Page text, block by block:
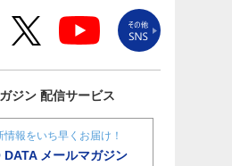
ジン 配信サービス
情報をいち早くお届け！
DATA メールマガジン